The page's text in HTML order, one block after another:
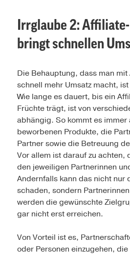
Irrglaube 2:
bringt schnellen
Die Behauptung, dass man
schnell mehr Umsatz macht,
Wie lange es dauert, bis ein
Früchte trägt, ist von
abhängig. So kommt es immer
beworbenen Produkte, die
Partner sowie die Betreuung
Vor allem ist darauf zu achten,
den jeweiligen Partnerinnen
Andernfalls kann das nicht nur
schaden, sondern
werden die gewünschte
gar nicht erst erreichen.
Von Vorteil ist es,
oder Personen einzugehen, die